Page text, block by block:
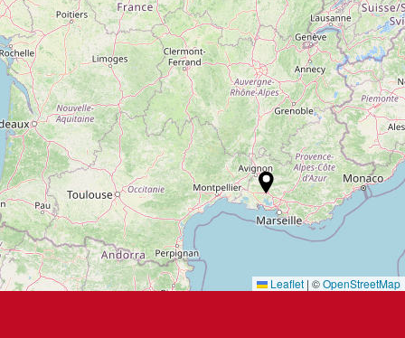
Leaflet | ©OpenStreetMap